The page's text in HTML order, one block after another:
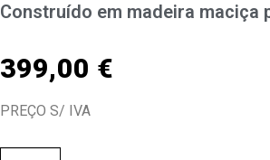
Construído em madeira maciça
399,00 €
PREÇO S/ IVA